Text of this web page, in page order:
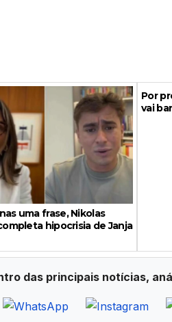
uma frase, Nikolas
hipocrisia de Janja
Por
vai
das principais notícias,